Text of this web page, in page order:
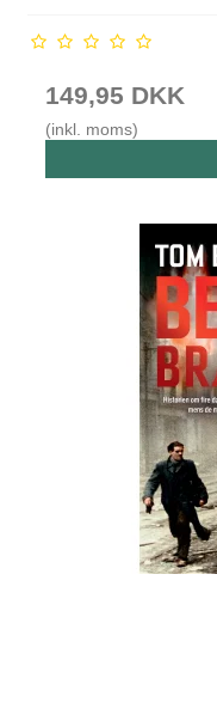
149,95 DKK
(inkl. moms)